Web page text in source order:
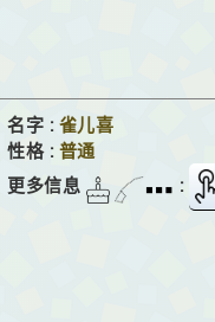
名字 : 雀儿喜
性格 : 普通
更多信息
: